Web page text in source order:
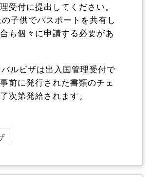
受付に提出してください。
子供でパスポートを共有し
も個々に申請する必要があ
ルビザは出入国管理受付で
前に発行された書類のチェ
次第発給されます。